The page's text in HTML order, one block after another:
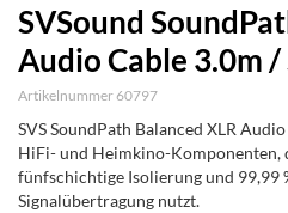
SVSound
Audio Cable 3.0m /
Artikelnummer 60797
SVS SoundPath Balanced XLR
HiFi- und Heimkino-Komponenten,
fünfschichtige Isolierung und 99,99
Signalübertragung nutzt.